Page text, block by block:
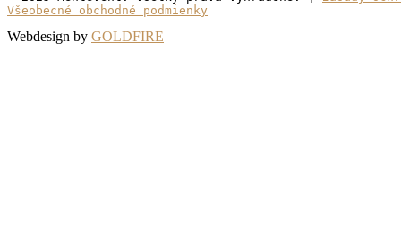
Všeobecné obchodné podmienky
Webdesign by GOLDFIRE